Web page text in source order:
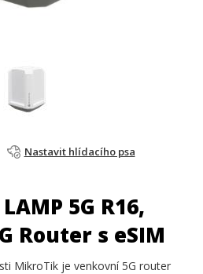
Nastavit hlídacího psa
5G R16,
Router s eSIM
MikroTik je venkovní 5G router